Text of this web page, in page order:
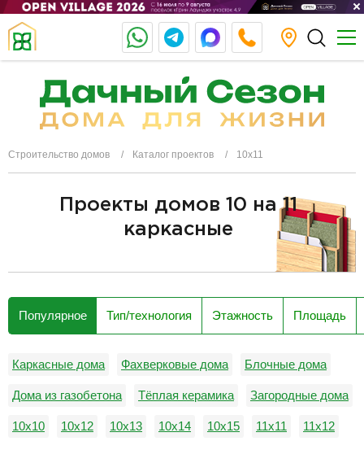
Строительство домов Каталог проектов 10х11
Проекты домов 10 на 11
каркасные
Популярное Тип/технология Этажность Площадь
Каркасные дома Фахверковые дома Блочные дома
Дома из газобетона Тёплая керамика Загородные дома
10х10 10х12 10х13 10х14 10х15 11х11 11х12